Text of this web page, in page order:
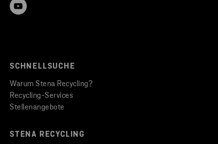
SCHNELLSUCHE
Warum Stena Recycling?
Recycling-Services
Stellenangebote
STENA RECYCLING